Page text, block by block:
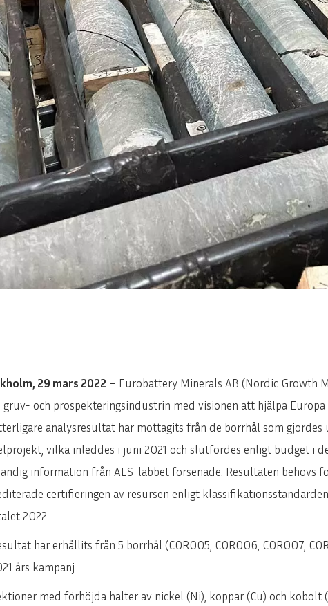
29 mars 2022 – Eurobattery Minerals AB (Nordic Growth
gruv- och prospekteringsindustrin med visionen att hjälpa
analysresultat har mottagits från de borrhål som gjordes
vilka inleddes i juni 2021 och slutfördes enligt budget i
information från ALS-labbet försenade. Resultaten behövs
certifieringen av resursen enligt
2022.
har erhållits från 5 borrhål (COR005, COR006, COR007,
års kampanj.
med förhöjda halter av nickel (Ni), koppar (Cu) och